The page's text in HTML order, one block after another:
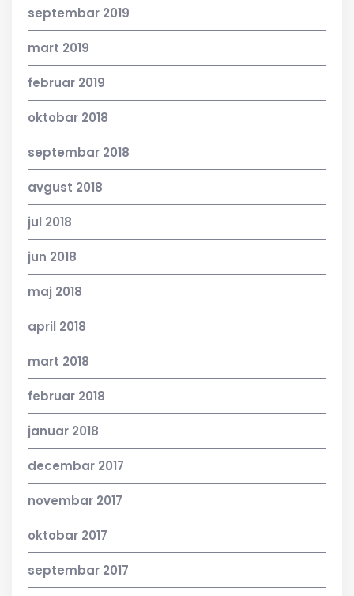
septembar 2019
mart 2019
februar 2019
oktobar 2018
septembar 2018
avgust 2018
jul 2018
jun 2018
maj 2018
april 2018
mart 2018
februar 2018
januar 2018
decembar 2017
novembar 2017
oktobar 2017
septembar 2017